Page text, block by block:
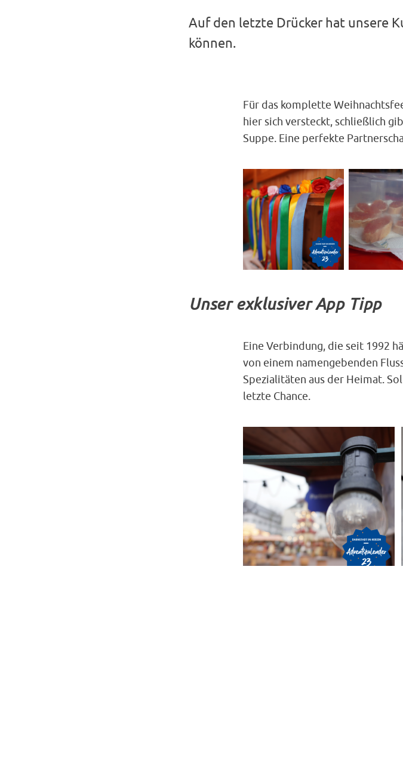
Auf den letzte Drücker hat unsere
können.
Für das komplette
hier sich versteckt, schließlich
Suppe. Eine perfekte
Unser exklusiver App Tipp
Eine Verbindung, die seit 1992
von einem namengebenden
Spezialitäten aus der Heimat.
letzte Chance.